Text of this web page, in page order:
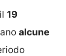
19
alcune